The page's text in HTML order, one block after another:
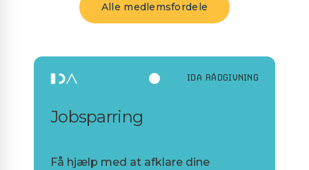
Alle medlemsfordele
IDA RÅDGIVNING
Jobsparring
Få hjælp med at afklare dine